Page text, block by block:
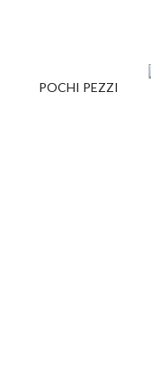
POCHI PEZZI